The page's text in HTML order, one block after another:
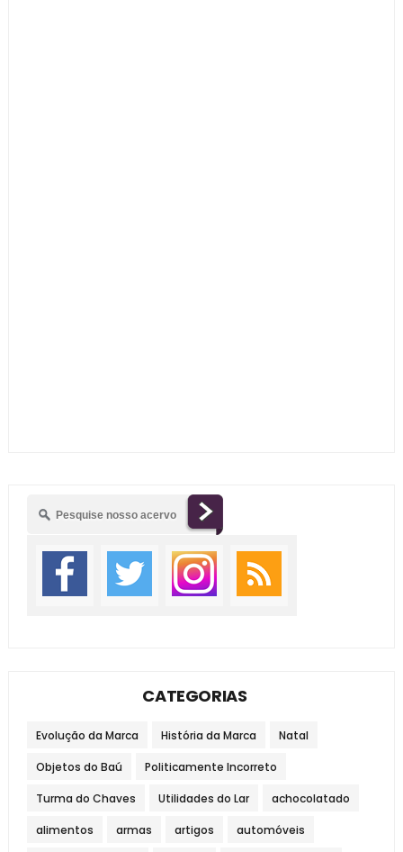
CATEGORIAS
Evolução da Marca História da Marca Natal
Objetos do Baú Politicamente Incorreto
Turma do Chaves Utilidades do Lar achocolatado
alimentos armas artigos automóveis